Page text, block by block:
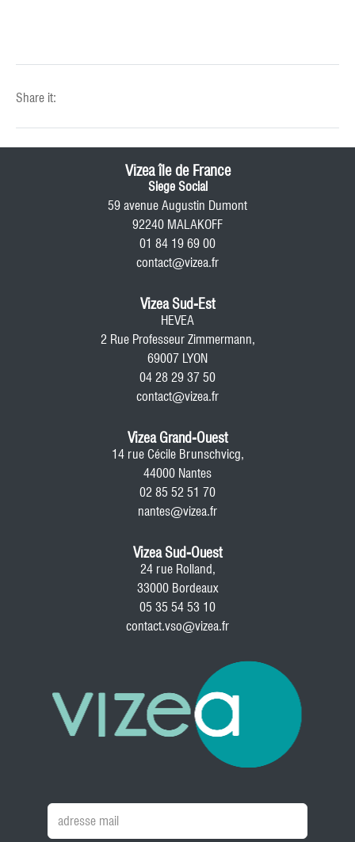
Share it:
Vizea île de France
Siege Social
59 avenue Augustin Dumont
92240 MALAKOFF
01 84 19 69 00
contact@vizea.fr
Vizea Sud-Est
HEVEA
2 Rue Professeur Zimmermann,
69007 LYON
04 28 29 37 50
contact@vizea.fr
Vizea Grand-Ouest
14 rue Cécile Brunschvicg,
44000 Nantes
02 85 52 51 70
nantes@vizea.fr
Vizea Sud-Ouest
24 rue Rolland,
33000 Bordeaux
05 35 54 53 10
contact.vso@vizea.fr